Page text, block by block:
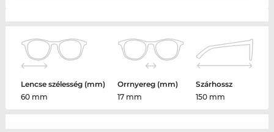
Lencse szélesség (mm)
60 mm
Orrnyereg (mm)
17 mm
Szárhossz
150 mm